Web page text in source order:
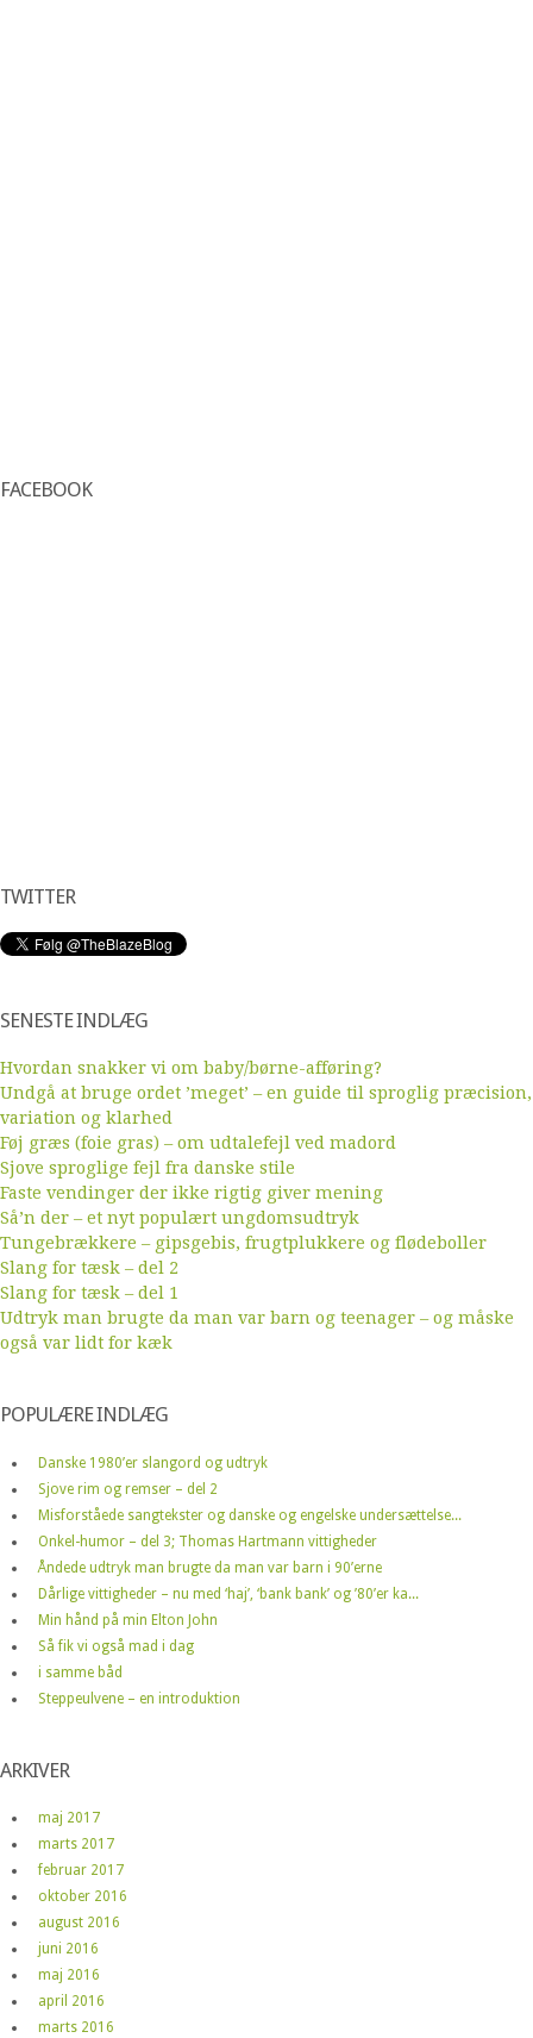
FACEBOOK
TWITTER
SENESTE INDLÆG
Hvordan snakker vi om baby/børne-afføring?
Undgå at bruge ordet ’meget’ – en guide til sproglig præcision,
variation og klarhed
Føj græs (foie gras) – om udtalefejl ved madord
Sjove sproglige fejl fra danske stile
Faste vendinger der ikke rigtig giver mening
Så’n der – et nyt populært ungdomsudtryk
Tungebrækkere – gipsgebis, frugtplukkere og flødeboller
Slang for tæsk – del 2
Slang for tæsk – del 1
Udtryk man brugte da man var barn og teenager – og måske
også var lidt for kæk
POPULÆRE INDLÆG
Danske 1980’er slangord og udtryk
Sjove rim og remser – del 2
Misforståede sangtekster og danske og engelske undersættelse...
Onkel-humor – del 3; Thomas Hartmann vittigheder
Åndede udtryk man brugte da man var barn i 90’erne
Dårlige vittigheder – nu med ‘haj’, ‘bank bank’ og ’80’er ka...
Min hånd på min Elton John
Så fik vi også mad i dag
i samme båd
Steppeulvene – en introduktion
ARKIVER
maj 2017
marts 2017
februar 2017
oktober 2016
august 2016
juni 2016
maj 2016
april 2016
marts 2016